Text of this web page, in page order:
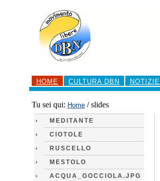
contenuti.
navigazione
Sezioni
HOME
CULTURA DBN NOTIZIE
Tu sei qui: Home /slides
MEDITANTE
CIOTOLE
RUSCELLO
MESTOLO
ACQUA_GOCCIOLA.JPG